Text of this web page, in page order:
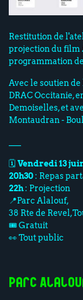
Restitution de
projection du film
programmation
Avec le soutien
DRAC Occitanie,
Demoiselles, et
Montaudran -
🗓️ Vendredi 13
20h30: Repas
22h: Projection
📍Parc Alalouf,
38 Rte de
🎟️ Gratuit
👀 Tout public
Parc